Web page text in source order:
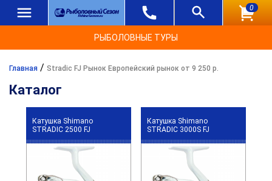
0
РЫБОЛОВНЫЕ ТУРЫ
Главная / Stradic FJ Рынок Европейский рынок от 9 250 р.
Каталог
Катушка Shimano
STRADIC 2500 FJ
Катушка Shimano
STRADIC 3000S FJ